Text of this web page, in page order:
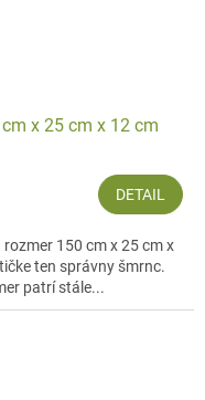
x 25 cm x 12 cm
DETAIL
150 cm x 25 cm x
ten správny šmrnc.
patrí stále...